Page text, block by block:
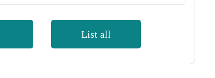
List all